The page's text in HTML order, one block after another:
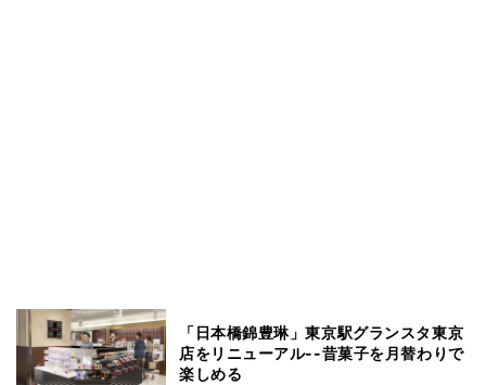
「日本橋錦豊琳」東京駅グランスタ東京
店をリニューアル--昔菓子を月替わりで
楽しめる